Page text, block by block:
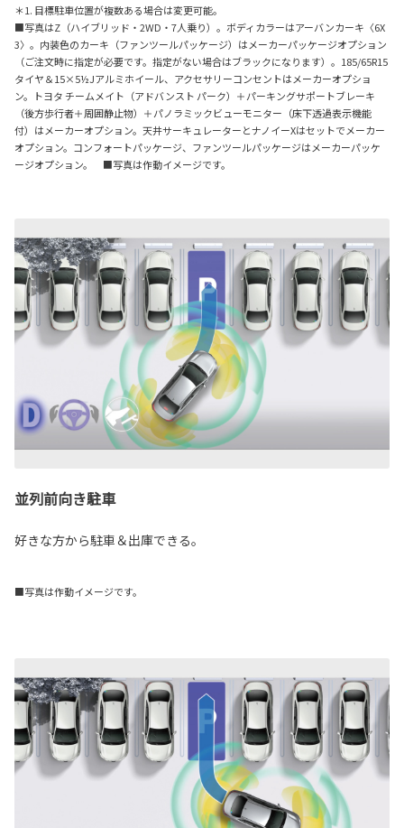
＊1. 目標駐車位置が複数ある場合は変更可能。
■写真はZ（ハイブリッド・2WD・7人乗り）。ボディカラーはアーバンカーキ〈6X
3〉。内装色のカーキ（ファンツールパッケージ）はメーカーパッケージオプション
（ご注文時に指定が必要です。指定がない場合はブラックになります）。185/65R15
タイヤ＆15×5½Jアルミホイール、アクセサリーコンセントはメーカーオプショ
ン。トヨタ チームメイト（アドバンスト パーク）＋パーキングサポートブレーキ
（後方歩行者＋周囲静止物）＋パノラミックビューモニター（床下透過表示機能
付）はメーカーオプション。天井サーキュレーターとナノイーXはセットでメーカー
オプション。コンフォートパッケージ、ファンツールパッケージはメーカーパッケ
ージオプション。 ■写真は作動イメージです。
並列前向き駐車
好きな方から駐車＆出庫できる。
■写真は作動イメージです。